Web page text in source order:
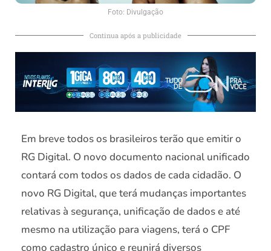
Foto: Divulgação
Continua após a publicidade
Em breve todos os brasileiros terão que emitir o
RG Digital. O novo documento nacional unificado
contará com todos os dados de cada cidadão. O
novo RG Digital, que terá mudanças importantes
relativas à segurança, unificação de dados e até
mesmo na utilização para viagens, terá o CPF
como cadastro único e reunirá diversos